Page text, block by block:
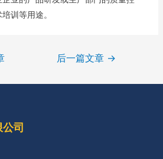
训等用途。
后一篇文章 →
司